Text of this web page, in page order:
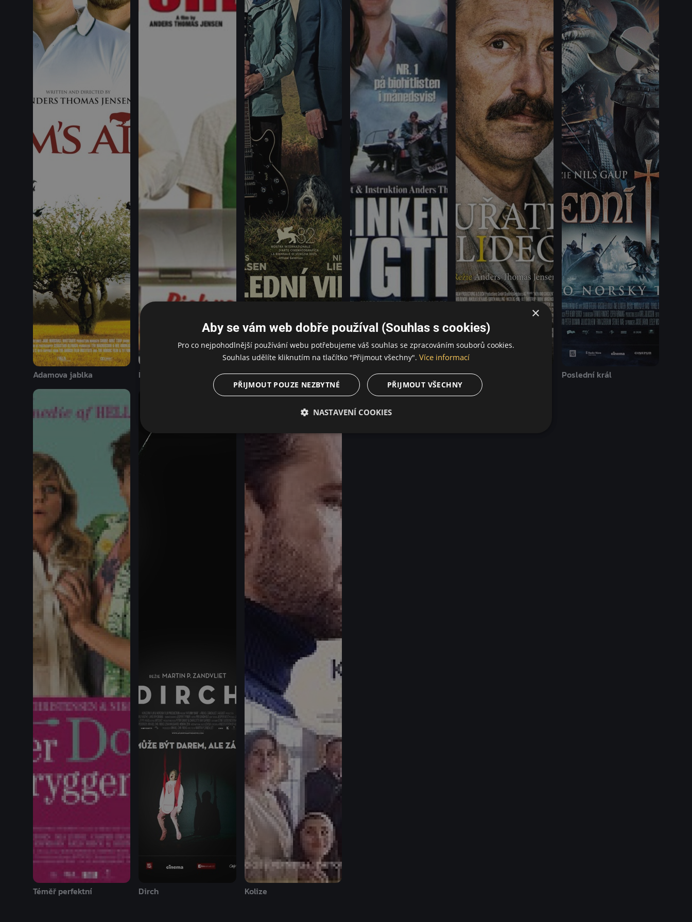
Adamova jablka Řezníci Poslední Viking Blikající světla O kuřatech a lidech Poslední král
Téměř perfektní Dirch Kolize
×
Aby se vám web dobře používal (Souhlas s cookies)
Pro co nejpohodlnější používání webu potřebujeme váš souhlas se zpracováním souborů cookies.
Souhlas udělíte kliknutím na tlačítko "Přijmout všechny". Více informací
PŘIJMOUT VŠECHNY
PŘIJMOUT POUZE NEZBYTNÉ
NASTAVENÍ COOKIES